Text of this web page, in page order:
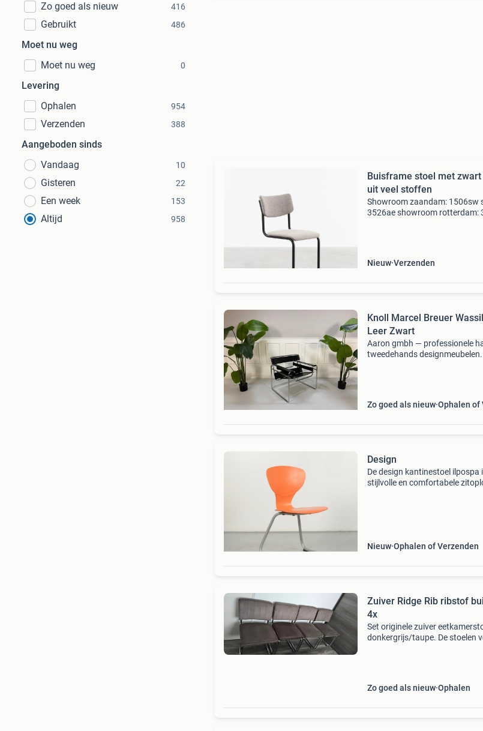
Zo goed als nieuw 416
Gebruikt 486
Moet nu weg
Moet nu weg
0
Levering
Ophalen
954
Verzenden 388
Aangeboden sinds
Vandaag
10
Gisteren 22
Een week 153
Altijd 958
Buisframe stoel met
uit veel stoffen
Showroom zaandam: 1506sw
3526ae showroom rotterdam:
Nieuw Verzenden
Knoll Marcel Breuer
Leer Zwart
Aaron gmbh — professionele
tweedehands
Zo goed als nieuw Ophalen of
Design
De design kantinestoel ilpospa
stijlvolle en comfortabele
Nieuw Ophalen of Verzenden
Zuiver Ridge Rib ribstof
4x
Set originele zuiver
donkergrijs/taupe. De stoelen
Zo goed als nieuw Ophalen